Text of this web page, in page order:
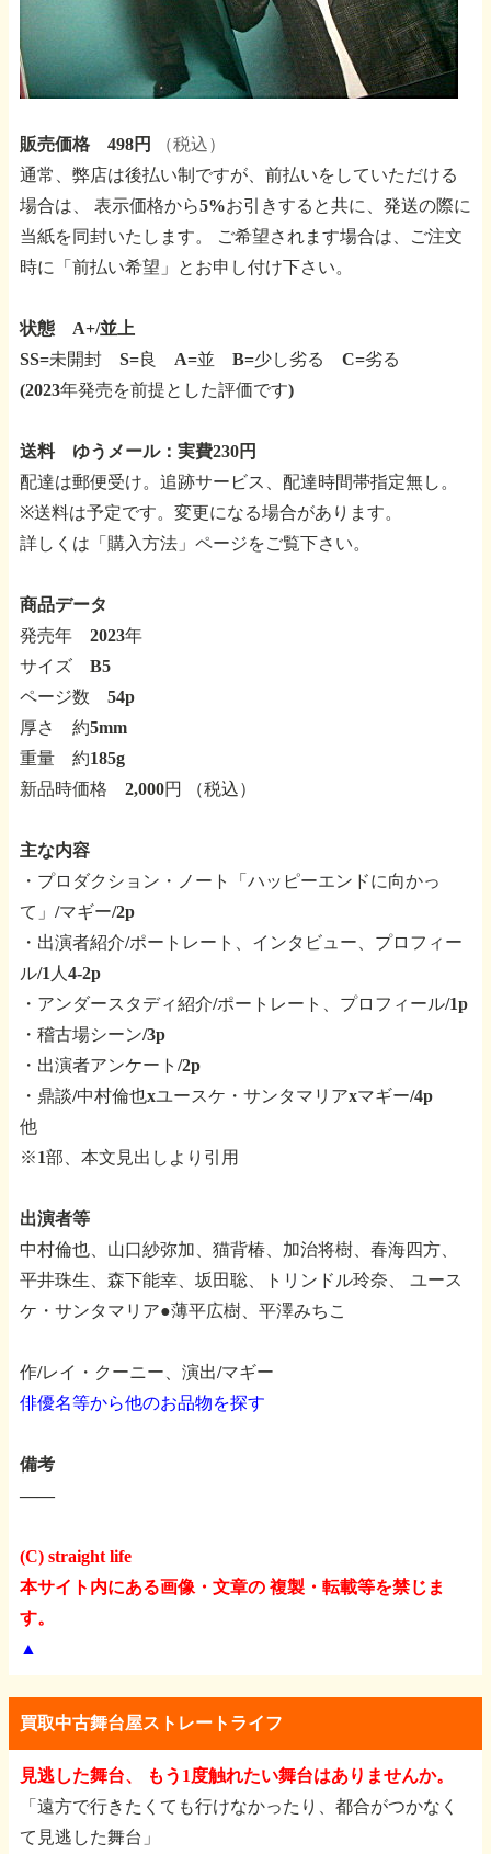
販売価格 498円
（税込）
通常、弊店は後払い制ですが、前払いをしていただける
場合は、
表示価格から5%お引きすると共に、発送の際に
当紙を同封いたします。
ご希望されます場合は、ご注文
時に「前払い希望」とお申し付け下さい。
状態 A+/並上
SS=未開封 S=良 A=並 B=少し劣る C=劣る
(2023年発売を前提とした評価です)
送料 ゆうメール：実費230円
配達は郵便受け。追跡サービス、配達時間帯指定無し。
※送料は予定です。変更になる場合があります。
詳しくは「購入方法」ページをご覧下さい。
商品データ
発売年 2023年
サイズ B5
ページ数 54p
厚さ 約5mm
重量 約185g
新品時価格 2,000円 （税込）
主な内容
・プロダクション・ノート「ハッピーエンドに向かっ
て」/マギー/2p
・出演者紹介/ポートレート、インタビュー、プロフィー
ル/1人4-2p
・アンダースタディ紹介/ポートレート、プロフィール/1p
・稽古場シーン/3p
・出演者アンケート/2p
・鼎談/中村倫也xユースケ・サンタマリアxマギー/4p
他
※1部、本文見出しより引用
出演者等
中村倫也、山口紗弥加、猫背椿、加治将樹、春海四方、
平井珠生、森下能幸、坂田聡、トリンドル玲奈、
ユース
ケ・サンタマリア●薄平広樹、平澤みちこ
作/レイ・クーニー、演出/マギー
俳優名等から他のお品物を探す
備考
――
(C) straight life
本サイト内にある画像・文章の 複製・転載等を禁じま
す。
▲
買取中古舞台屋ストレートライフ
見逃した舞台、 もう1度触れたい舞台はありませんか。
「遠方で行きたくても行けなかったり、都合がつかなく
て見逃した舞台」